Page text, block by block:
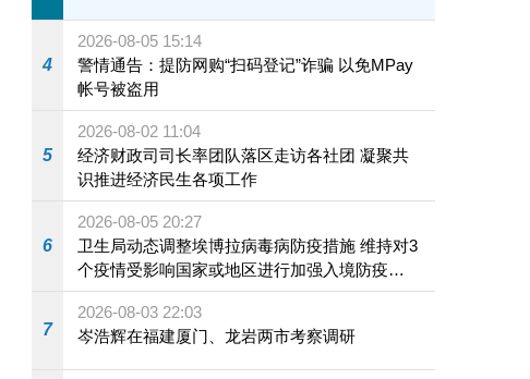
4
2026-08-05 15:14
警情通告：提防网购“扫码登记”诈骗 以免MPay
帐号被盗用
5
2026-08-02 11:04
经济财政司司长率团队落区走访各社团 凝聚共
识推进经济民生各项工作
6
2026-08-05 20:27
卫生局动态调整埃博拉病毒病防疫措施 维持对3
个疫情受影响国家或地区进行加强入境防疫措
施
7
2026-08-03 22:03
岑浩辉在福建厦门、龙岩两市考察调研